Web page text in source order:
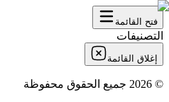
فتح القائمة
التصنيفات
إغلاق القائمة
©
2026 جميع الحقوق محفوظة